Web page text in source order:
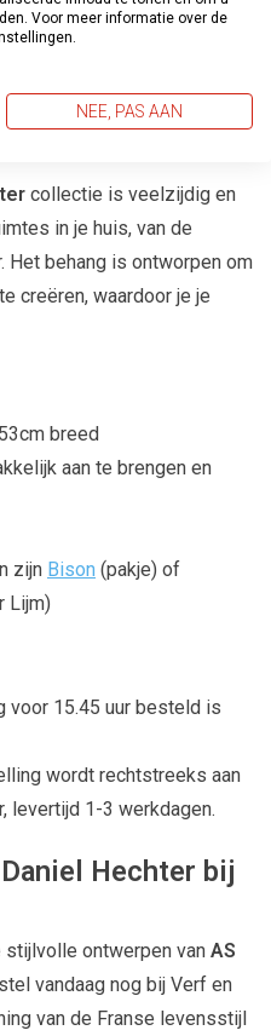
inspireren door de
collectie is veelzijdig en
in je huis, van de
Het behang is ontworpen om
creëren, waardoor je je
breed
aan te brengen en
zijn Bison (pakje) of
Lijm)
voor 15.45 uur besteld is
wordt rechtstreeks aan
levertijd 1-3 werkdagen.
Hechter bij
stijlvolle ontwerpen van AS
vandaag nog bij Verf en
van de Franse levensstijl
Voor meer informatie over de
NEE, PAS AAN